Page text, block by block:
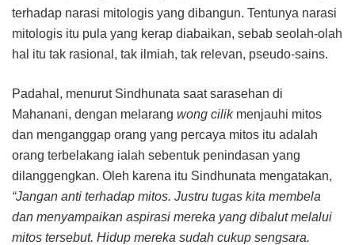
terhadap narasi mitologis yang dibangun. Tentunya narasi
mitologis itu pula yang kerap diabaikan, sebab seolah-olah
hal itu tak rasional, tak ilmiah, tak relevan, pseudo-sains.
Padahal, menurut Sindhunata saat sarasehan di
Mahanani, dengan melarang wong cilikmenjauhi mitos
dan menganggap orang yang percaya mitos itu adalah
orang terbelakang ialah sebentuk penindasan yang
dilanggengkan. Oleh karena itu Sindhunata mengatakan,
“Jangan anti terhadap mitos. Justru tugas kita membela
dan menyampaikan aspirasi mereka yang dibalut melalui
mitos tersebut. Hidup mereka sudah cukup sengsara.